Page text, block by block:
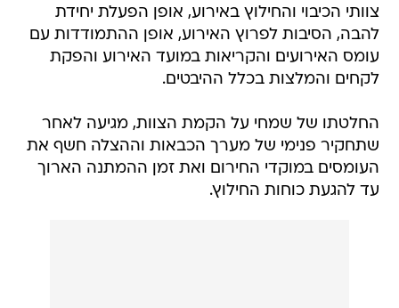
צוותי הכיבוי והחילוץ באירוע, אופן הפעלת יחידת
להבה, הסיבות לפרוץ האירוע, אופן ההתמודדות עם
עומס האירועים והקריאות במועד האירוע והפקת
לקחים והמלצות בכלל ההיבטים.
החלטתו של שמחי על הקמת הצוות, מגיעה לאחר
שתחקיר פנימי של מערך הכבאות וההצלה חשף את
העומסים במוקדי החירום ואת זמן ההמתנה הארוך
עד להגעת כוחות החילוץ.